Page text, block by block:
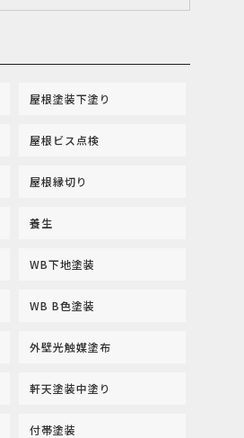
屋根塗装下塗り
屋根ビス点検
屋根縁切り
養生
WB下地塗装
WB B色塗装
外壁光触媒塗布
軒天塗装中塗り
付帯塗装